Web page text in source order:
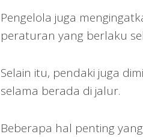
Pengelola juga
peraturan yang berlaku
Selain itu, pendaki juga
selama berada di jalur.
Beberapa hal penting